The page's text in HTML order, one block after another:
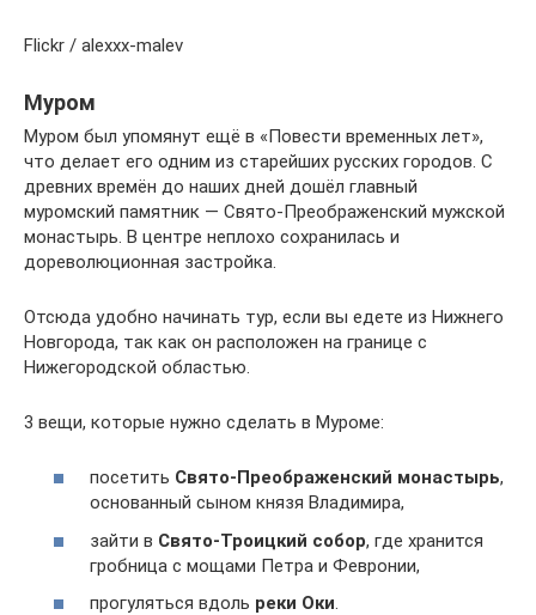
Flickr / alexxx-malev
Муром
Муром был упомянут ещё в «Повести временных лет»,
что делает его одним из старейших русских городов. С
древних времён до наших дней дошёл главный
муромский памятник — Свято-Преображенский мужской
монастырь. В центре неплохо сохранилась и
дореволюционная застройка.
Отсюда удобно начинать тур, если вы едете из Нижнего
Новгорода, так как он расположен на границе с
Нижегородской областью.
3 вещи, которые нужно сделать в Муроме:
посетить Свято-Преображенский монастырь,
основанный сыном князя Владимира,
зайти в Свято-Троицкий собор, где хранится
гробница с мощами Петра и Февронии,
прогуляться вдоль реки Оки.